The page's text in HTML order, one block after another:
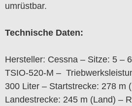
umrüstbar.
Technische Daten:
Hersteller: Cessna – Sitze: 5 –
TSIO-520-M –
300 Liter – Startstrecke: 278 m
Landestrecke: 245 m (Land) –